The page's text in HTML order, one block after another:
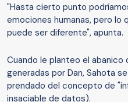
"Hasta cierto punto
emociones humanas, pero lo
puede ser diferente", apunta.
Cuando le planteo el
generadas por Dan, Sahota
prendado del concepto de
insaciable de datos).